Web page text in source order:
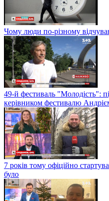
Чому люди по-різному
49-й фестиваль "Молодість":
керівником фестивалю
7 років тому офіційно
було